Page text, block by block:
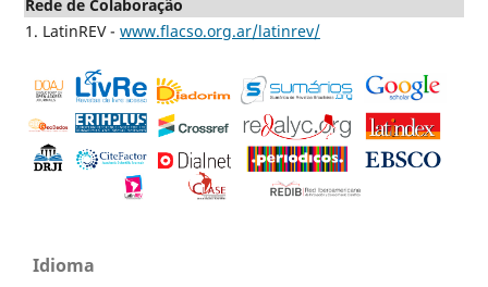
Rede de Colaboração
1. LatinREV - www.flacso.org.ar/latinrev/
Idioma